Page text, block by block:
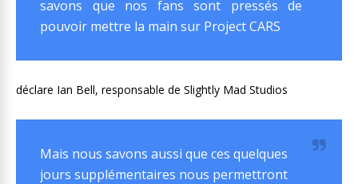
savons que nos fans sont pressés de
pouvoir mettre la main sur Project CARS
déclare Ian Bell, responsable de Slightly Mad Studios
Mais nous savons aussi que ces quelques
jours supplémentaires nous permettront